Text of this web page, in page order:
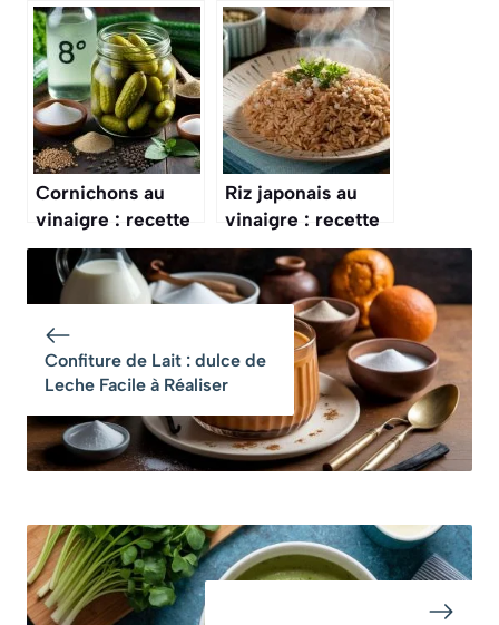
balsamique : la
recette facile et
savoureuse
facile et
savoureuse
Cornichons au
vinaigre : recette
maison facile et
rapide
Riz japonais au
vinaigre : recette
authentique et
facile
Confiture de Lait : dulce de
Leche Facile à Réaliser